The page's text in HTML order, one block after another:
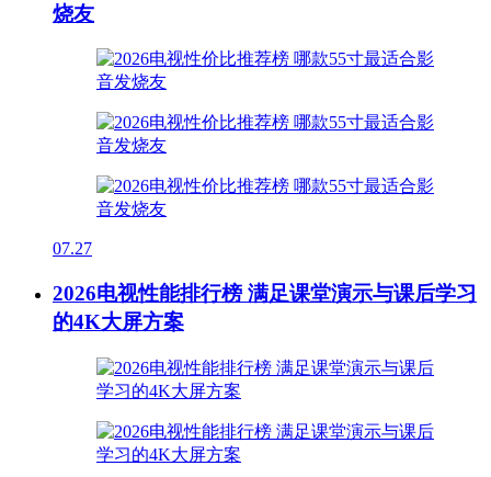
烧友
07.27
2026电视性能排行榜 满足课堂演示与课后学习
的4K大屏方案